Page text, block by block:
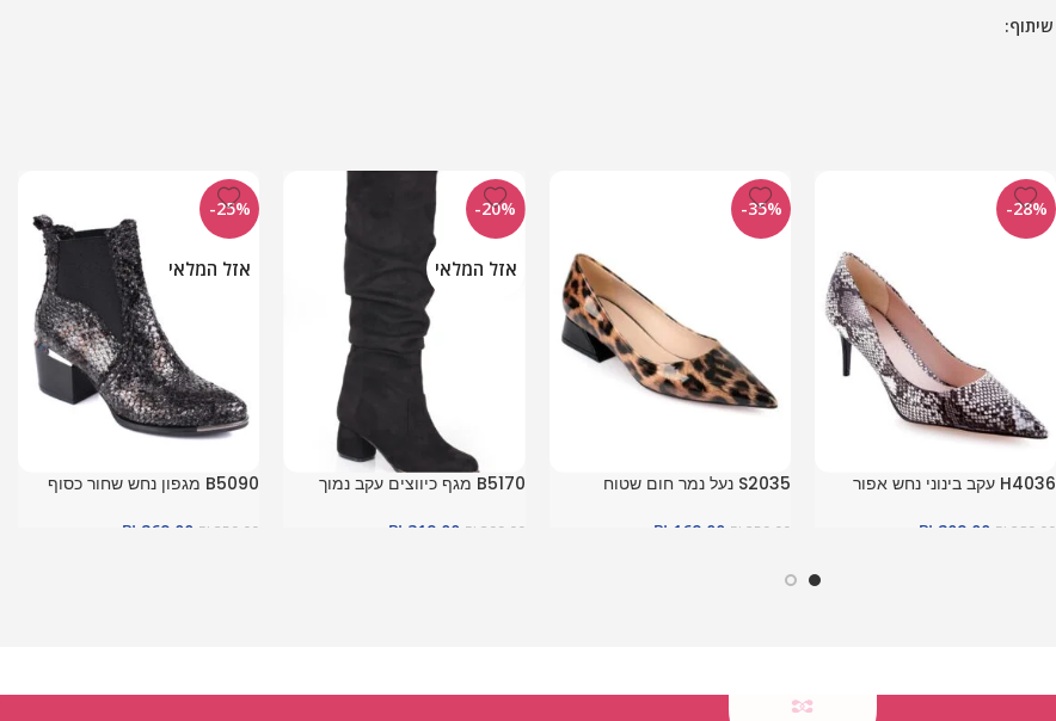
שיתוף:
-28%
H4036 עקב בינוני נחש אפור
₪ 289.00
₪ 209.00
-35%
S2035 נעל נמר חום שטוח
₪ 259.00
₪ 169.00
-20%
אזל המלאי
B5170 מגף כיווצים עקב נמוך
₪ 399.00
₪ 319.00
-25%
אזל המלאי
B5090 מגפון נחש שחור כסוף
₪ 359.00
₪ 269.00